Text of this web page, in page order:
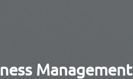
Management